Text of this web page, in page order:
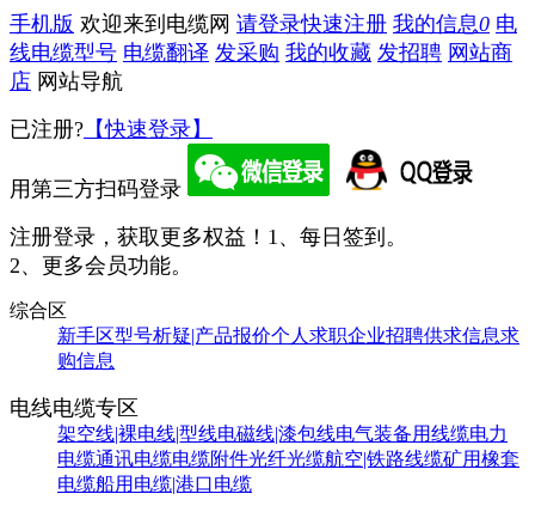
手机版 欢迎来到电缆网 请登录快速注册 我的信息0 电
线电缆型号 电缆翻译 发采购 我的收藏 发招聘 网站商
店 网站导航
已注册? 【快速登录】
用第三方扫码登录
注册登录，获取更多权益！ 1、每日签到。
2、更多会员功能。
综合区
新手区型号析疑|产品报价个人求职企业招聘供求信息求
购信息
电线电缆专区
架空线|裸电线|型线电磁线|漆包线电气装备用线缆电力
电缆通讯电缆电缆附件光纤光缆航空|铁路线缆矿用橡套
电缆船用电缆|港口电缆